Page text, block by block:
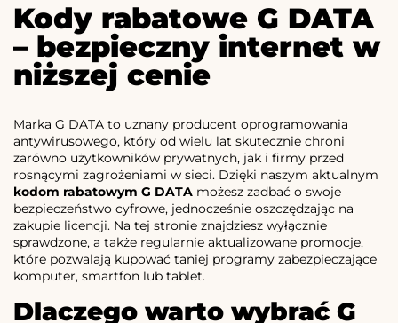
Kody rabatowe G DATA
– bezpieczny internet w
niższej cenie
Marka G DATA to uznany producent oprogramowania
antywirusowego, który od wielu lat skutecznie chroni
zarówno użytkowników prywatnych, jak i firmy przed
rosnącymi zagrożeniami w sieci. Dzięki naszym aktualnym
kodom rabatowym G DATA możesz zadbać o swoje
bezpieczeństwo cyfrowe, jednocześnie oszczędzając na
zakupie licencji. Na tej stronie znajdziesz wyłącznie
sprawdzone, a także regularnie aktualizowane promocje,
które pozwalają kupować taniej programy zabezpieczające
komputer, smartfon lub tablet.
Dlaczego warto wybrać G